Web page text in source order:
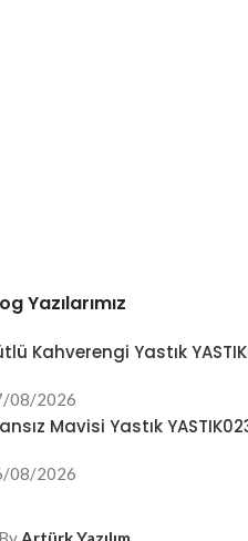
Yazılarımız
Kahverengi Yastık
08/2026
Mavisi Yastık
08/2026